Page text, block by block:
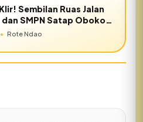
Sembilan Ruas Jalan
dan SMPN Satap Oboko
• Rote Ndao